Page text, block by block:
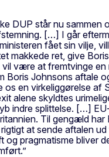
DUP står nu
[…] I går
fået sin vilje,
makkede ret, give
være at fremtvinge
Johnsons aftale
en virkeliggørelse
skyldtes
indre splittelse. […]
Til gengæld
at sende aftalen
pragmatisme bliver